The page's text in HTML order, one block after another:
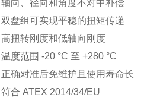
轴向、径向和角度不对中补偿
双盘组可实现平稳的扭矩传递
高扭转刚度和低轴向刚度
温度范围 -20 °C 至 +280 °C
正确对准后免维护且使用寿命长
符合 ATEX 2014/34/EU